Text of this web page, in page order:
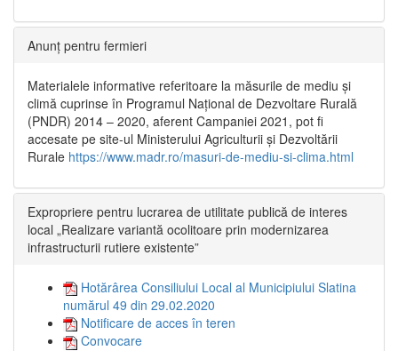
Anunț pentru fermieri
Materialele informative referitoare la măsurile de mediu și
climă cuprinse în Programul Național de Dezvoltare Rurală
(PNDR) 2014 – 2020, aferent Campaniei 2021, pot fi
accesate pe site-ul Ministerului Agriculturii și Dezvoltării
Rurale https://www.madr.ro/masuri-de-mediu-si-clima.html
Expropriere pentru lucrarea de utilitate publică de interes
local „Realizare variantă ocolitoare prin modernizarea
infrastructurii rutiere existente”
Hotărârea Consiliului Local al Municipiului Slatina
numărul 49 din 29.02.2020
Notificare de acces în teren
Convocare